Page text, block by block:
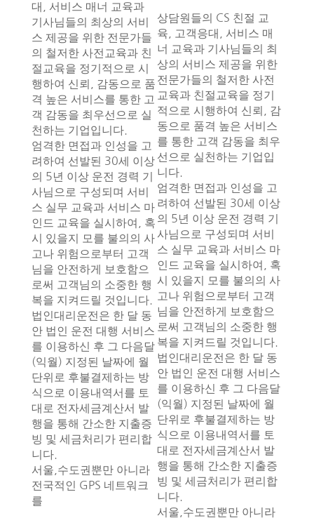
대, 서비스 매너 교육과
기사님들의 최상의 서비
스 제공을 위한 전문가들
의 철저한 사전교육과 친
절교육을 정기적으로 시
행하여 신뢰, 감동으로 품
격 높은 서비스를 통한 고
객 감동을 최우선으로 실
천하는 기업입니다.
엄격한 면접과 인성을 고
려하여 선발된 30세 이상
의 5년 이상 운전 경력 기
사님으로 구성되며 서비
스 실무 교육과 서비스 마
인드 교육을 실시하여, 혹
시 있을지 모를 불의의 사
고나 위험으로부터 고객
님을 안전하게 보호함으
로써 고객님의 소중한 행
복을 지켜드릴 것입니다.
법인대리운전은 한 달 동
안 법인 운전 대행 서비스
를 이용하신 후 그 다음달
(익월) 지정된 날짜에 월
단위로 후불결제하는 방
식으로 이용내역서를 토
대로 전자세금계산서 발
행을 통해 간소한 지출증
빙 및 세금처리가 편리합
니다.
서울,수도권뿐만 아니라
전국적인 GPS 네트워크
를
상담원들의 CS 친절 교
육, 고객응대, 서비스 매
너 교육과 기사님들의 최
상의 서비스 제공을 위한
전문가들의 철저한 사전
교육과 친절교육을 정기
적으로 시행하여 신뢰, 감
동으로 품격 높은 서비스
를 통한 고객 감동을 최우
선으로 실천하는 기업입
니다.
엄격한 면접과 인성을 고
려하여 선발된 30세 이상
의 5년 이상 운전 경력 기
사님으로 구성되며 서비
스 실무 교육과 서비스 마
인드 교육을 실시하여, 혹
시 있을지 모를 불의의 사
고나 위험으로부터 고객
님을 안전하게 보호함으
로써 고객님의 소중한 행
복을 지켜드릴 것입니다.
법인대리운전은 한 달 동
안 법인 운전 대행 서비스
를 이용하신 후 그 다음달
(익월) 지정된 날짜에 월
단위로 후불결제하는 방
식으로 이용내역서를 토
대로 전자세금계산서 발
행을 통해 간소한 지출증
빙 및 세금처리가 편리합
니다.
서울,수도권뿐만 아니라